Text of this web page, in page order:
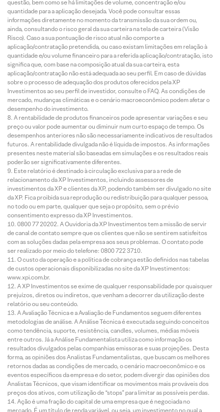
questão, bem como se há limitações de volume, concentração e/ou
quantidade para a aplicação desejada. Você pode consultar essas
informações diretamente no momento da transmissão da sua ordem ou,
ainda, consultando o risco geral da sua carteira na tela de carteira (Visão
Risco). Caso a sua pontuação de risco atual não comporte a
aplicação/contratação pretendida, ou caso existam limitações em relação à
quantidade e/ou volume financeiro para a referida aplicação/contratação, isto
significa que, com base na composição atual da sua carteira, esta
aplicação/contratação não está adequada ao seu perfil. Em caso de dúvidas
sobre o processo de adequação dos produtos oferecidos pela XP
Investimentos ao seu perfil de investidor, consulte o FAQ. As condições de
mercado, mudanças climáticas e o cenário macroeconômico podem afetar o
desempenho do investimento.
A rentabilidade de produtos financeiros pode apresentar variações e seu
preço ou valor pode aumentar ou diminuir num curto espaço de tempo. Os
desempenhos anteriores não são necessariamente indicativos de resultados
futuros. A rentabilidade divulgada não é líquida de impostos. As informações
presentes neste material são baseadas em simulações e os resultados reais
poderão ser significativamente diferentes.
Este relatório é destinado à circulação exclusiva para a rede de
relacionamento da XP Investimentos, incluindo assessores de
investimentos da XP e clientes da XP, podendo também ser divulgado no site
da XP. Fica proibida sua reprodução ou redistribuição para qualquer pessoa,
no todo ou em parte, qualquer que seja o propósito, sem o prévio
consentimento expresso da XP Investimentos.
0800 77 20202. A Ouvidoria da XP Investimentos tem a missão de servir
de canal de contato sempre que os clientes que não se sentirem satisfeitos
com as soluções dadas pela empresa aos seus problemas. O contato pode
ser realizado por meio do telefone: 0800 722 3710.
O custo da operação e a política de cobrança estão definidos nas tabelas
de custos operacionais disponibilizadas no site da XP Investimentos:
www.xpi.com.br.
A XP Investimentos se exime de qualquer responsabilidade por quaisquer
prejuízos, diretos ou indiretos, que venham a decorrer da utilização deste
relatório ou seu conteúdo.
A Avaliação Técnica e a Avaliação de Fundamentos seguem diferentes
metodologias de análise. A Análise Técnica é executada seguindo conceitos
como tendência, suporte, resistência, candles, volumes, médias móveis
entre outros. Já a Análise Fundamentalista utiliza como informação os
resultados divulgados pelas companhias emissoras e suas projeções. Desta
forma, as opiniões dos Analistas Fundamentalistas, que buscam os melhores
retornos dadas as condições de mercado, o cenário macroeconômico e os
eventos específicos da empresa e do setor, podem divergir das opiniões dos
Analistas Técnicos, que visam identificar os movimentos mais prováveis dos
preços dos ativos, com utilização de “stops” para limitar as possíveis perdas.
Ação é uma fração do capital de uma empresa que é negociada no
mercado. É um título de renda variável, ou seja, um investimento no qual a